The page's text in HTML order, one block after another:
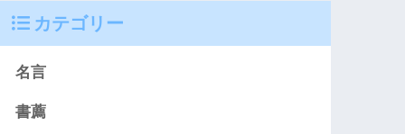
カテゴリー
名言
書薦